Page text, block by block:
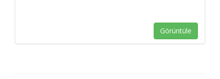
Görüntüle